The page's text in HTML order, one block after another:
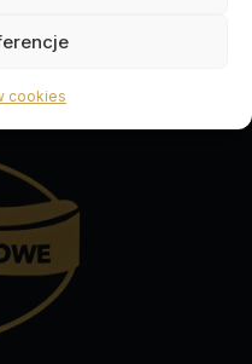
cookies